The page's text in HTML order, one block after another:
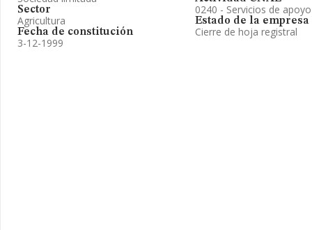
Sector
Agricultura
Fecha de constitución
3-12-1999
0240 - Servicios de
Estado de la empresa
Cierre de hoja registral